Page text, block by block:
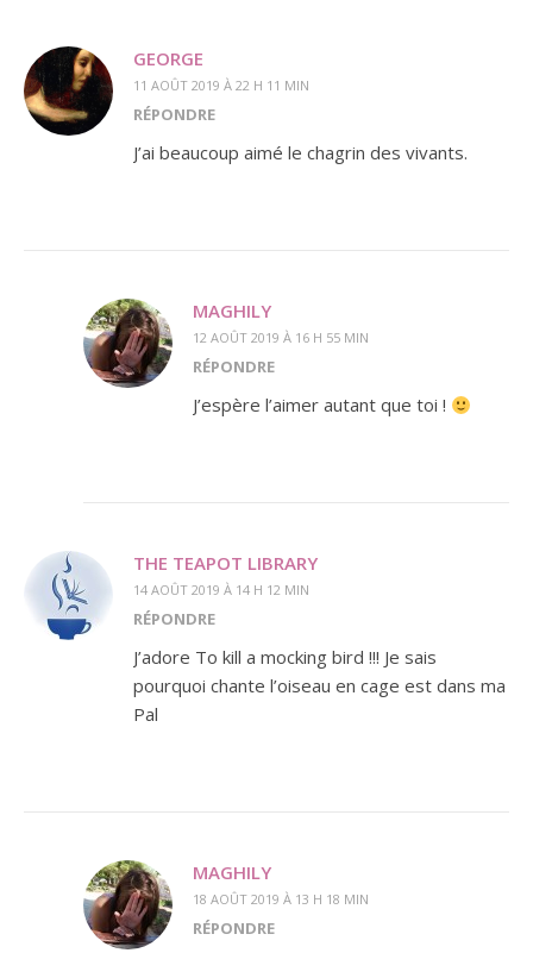
GEORGE
11 AOÛT 2019 À 22 H 11 MIN
RÉPONDRE
J’ai beaucoup aimé le chagrin des vivants.
MAGHILY
12 AOÛT 2019 À 16 H 55 MIN
RÉPONDRE
J’espère l’aimer autant que toi !
THE TEAPOT LIBRARY
14 AOÛT 2019 À 14 H 12 MIN
RÉPONDRE
J’adore To kill a mocking bird !!! Je sais
pourquoi chante l’oiseau en cage est dans ma
Pal
MAGHILY
18 AOÛT 2019 À 13 H 18 MIN
RÉPONDRE